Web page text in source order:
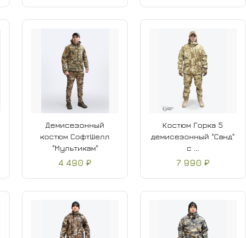
Демисезонный
костюм СофтШелл
"Мультикам"
4 490 ₽
Костюм Горка 5
демисезонный "Санд"
с ...
7 990 ₽